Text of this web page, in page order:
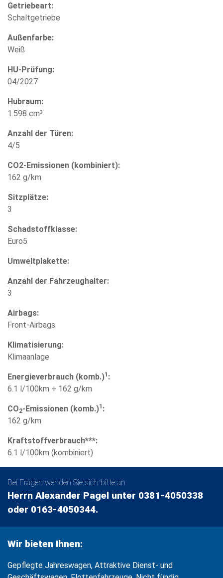
Getriebeart:
Schaltgetriebe
Außenfarbe:
Weiß
HU-Prüfung:
04/2027
Hubraum:
1.598 cm³
Anzahl der Türen:
4/5
CO2-Emissionen (kombiniert):
162 g/km
Sitzplätze:
3
Schadstoffklasse:
Euro5
Umweltplakette:
Anzahl der Fahrzeughalter:
3
Airbags:
Front-Airbags
Klimatisierung:
Klimaanlage
Energieverbrauch (komb.)1 :
6.1 l/100km + 162 g/km
CO2-Emissionen (komb.)1 :
162 g/km
Kraftstoffverbrauch***:
6.1 l/100km (kombiniert)
Bei Fragen wenden Sie sich bitte an
Herrn Alexander Pagel unter 0381-4050338
oder 0163-4050344.
Wir bieten Ihnen:
Gepflegte Jahreswagen, Attraktive Dienst- und